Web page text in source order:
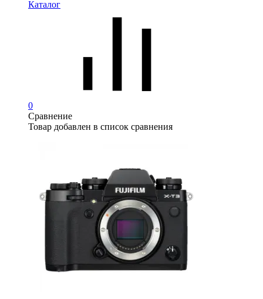
Каталог
0
Сравнение
Товар добавлен в список сравнения